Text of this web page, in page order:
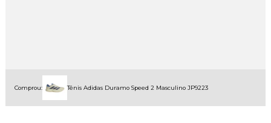
Comprou: Tênis Adidas Duramo Speed 2 Masculino JP9223